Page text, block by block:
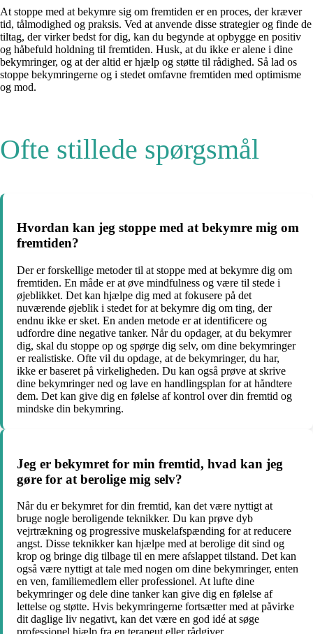
At stoppe med at bekymre sig om fremtiden er en proces, der kræver
tid, tålmodighed og praksis. Ved at anvende disse strategier og finde de
tiltag, der virker bedst for dig, kan du begynde at opbygge en positiv
og håbefuld holdning til fremtiden. Husk, at du ikke er alene i dine
bekymringer, og at der altid er hjælp og støtte til rådighed. Så lad os
stoppe bekymringerne og i stedet omfavne fremtiden med optimisme
og mod.
Ofte stillede spørgsmål
Hvordan kan jeg stoppe med at bekymre mig om
fremtiden?
Der er forskellige metoder til at stoppe med at bekymre dig om
fremtiden. En måde er at øve mindfulness og være til stede i
øjeblikket. Det kan hjælpe dig med at fokusere på det
nuværende øjeblik i stedet for at bekymre dig om ting, der
endnu ikke er sket. En anden metode er at identificere og
udfordre dine negative tanker. Når du opdager, at du bekymrer
dig, skal du stoppe op og spørge dig selv, om dine bekymringer
er realistiske. Ofte vil du opdage, at de bekymringer, du har,
ikke er baseret på virkeligheden. Du kan også prøve at skrive
dine bekymringer ned og lave en handlingsplan for at håndtere
dem. Det kan give dig en følelse af kontrol over din fremtid og
mindske din bekymring.
Jeg er bekymret for min fremtid, hvad kan jeg
gøre for at berolige mig selv?
Når du er bekymret for din fremtid, kan det være nyttigt at
bruge nogle beroligende teknikker. Du kan prøve dyb
vejrtrækning og progressive muskelafspænding for at reducere
angst. Disse teknikker kan hjælpe med at berolige dit sind og
krop og bringe dig tilbage til en mere afslappet tilstand. Det kan
også være nyttigt at tale med nogen om dine bekymringer, enten
en ven, familiemedlem eller professionel. At lufte dine
bekymringer og dele dine tanker kan give dig en følelse af
lettelse og støtte. Hvis bekymringerne fortsætter med at påvirke
dit daglige liv negativt, kan det være en god idé at søge